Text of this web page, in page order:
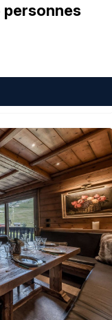
personnes